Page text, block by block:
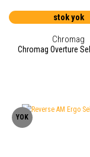
stok yok
Chromag
Chromag Overture
YOK